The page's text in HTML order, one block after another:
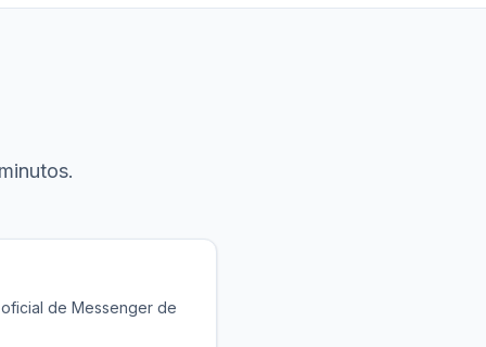
de Messenger de